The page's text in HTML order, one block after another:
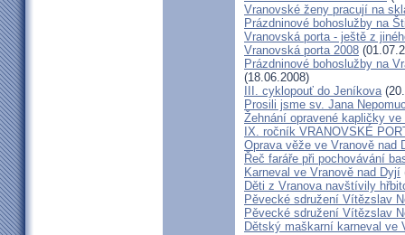
Vranovské ženy pracují na
Prázdninové bohoslužby na
Vranovská porta - ještě z
Vranovská porta 2008
Prázdninové bohoslužby na
(18.06.2008)
III. cyklopouť do Jeníkova
Prosili jsme sv. Jana
Žehnání opravené kapličky
IX. ročník VRANOVSKÉ
Oprava věže ve Vranově nad
Řeč faráře při pochovávání
Karneval ve Vranově nad Dyjí
Děti z Vranova navštívily
Pěvecké sdružení Vítězslav
Pěvecké sdružení Vítězslav
Dětský maškarní karneval ve